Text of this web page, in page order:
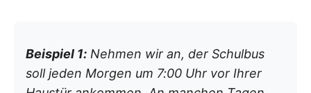
Beispiel 1: Nehmen wir an, der Schulbus
soll jeden Morgen um 7:00 Uhr vor Ihrer